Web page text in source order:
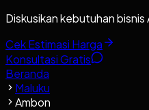
Diskusikan kebutuhan bisnis
Cek Estimasi Harga
Konsultasi Gratis
Beranda
Maluku
Ambon